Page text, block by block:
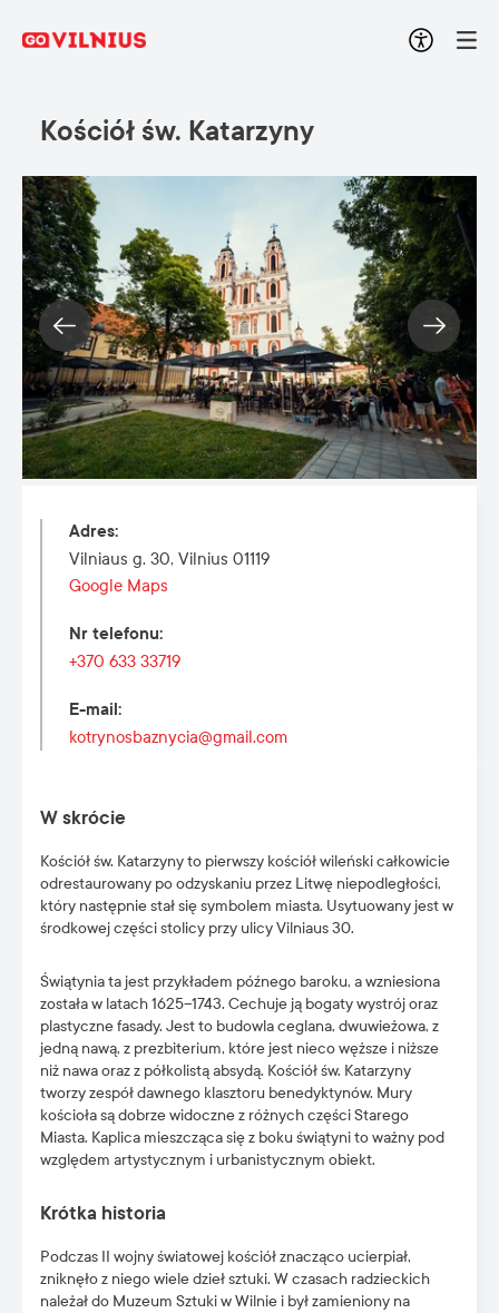
Kościół św. Katarzyny
W skrócie
Kościół św. Katarzyny to pierwszy kościół wileński całkowicie
odrestaurowany po odzyskaniu przez Litwę niepodległości,
który następnie stał się symbolem miasta. Usytuowany jest w
środkowej części stolicy przy ulicy Vilniaus 30.
Świątynia ta jest przykładem późnego baroku, a wzniesiona
została w latach 1625–1743. Cechuje ją bogaty wystrój oraz
plastyczne fasady. Jest to budowla ceglana, dwuwieżowa, z
jedną nawą, z prezbiterium, które jest nieco węższe i niższe
niż nawa oraz z półkolistą absydą. Kościół św. Katarzyny
tworzy zespół dawnego klasztoru benedyktynów. Mury
kościoła są dobrze widoczne z różnych części Starego
Miasta. Kaplica mieszcząca się z boku świątyni to ważny pod
względem artystycznym i urbanistycznym obiekt.
Krótka historia
Podczas II wojny światowej kościół znacząco ucierpiał,
zniknęło z niego wiele dzieł sztuki. W czasach radzieckich
należał do Muzeum Sztuki w Wilnie i był zamieniony na
Adres:
Vilniaus g. 30, Vilnius 01119
Google Maps
Nr telefonu:
+370 633 33719
E-mail :
kotrynosbaznycia@gmail.com